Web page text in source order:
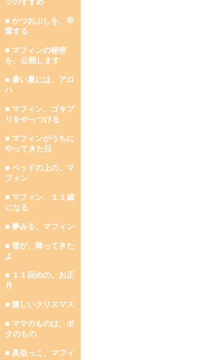
ツのすすめ
■ かつおぶしを、卒
業する
■ マフィンの秘密
を、公開します
■ 暑い夏には、アロ
ハ
■ マフィン、ゴキブ
リをやっつける
■ マフィンがうちに
やってきた日
■ ベッドの上の、マ
フィン
■ マフィン、１１歳
になる
■ 夢みる、マフィン
■ 雪が、降ってきた
よ
■ １１回めの、お正
月
■ 嬉しいクリスマス
■ ママのものは、ボ
クのもの
■ 真似っこ、マフィ